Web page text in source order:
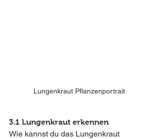
Lungenkraut Pflanzenportrait
3.1 Lungenkraut erkennen
Wie kannst du das Lungenkraut